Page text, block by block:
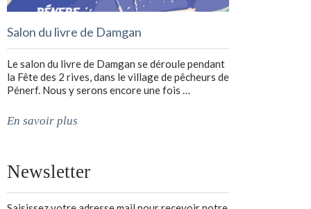
Salon du livre de Damgan
Le salon du livre de Damgan se déroule pendant
la Fête des 2 rives, dans le village de pêcheurs de
Pénerf. Nous y serons encore une fois …
En savoir plus
Newsletter